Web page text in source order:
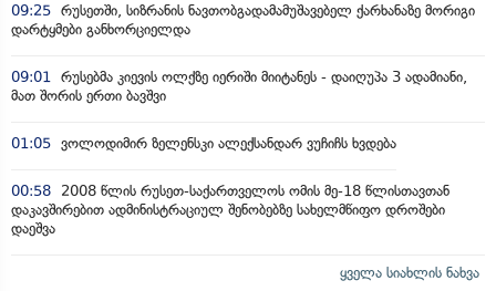
09:25 რუსეთში, სიზრანის ნავთობგადამამუშავებელ ქარხანაზე მორიგი
დარტყმები განხორციელდა
09:01
რუსებმა კიევის ოლქზე იერიში მიიტანეს - დაიღუპა 3 ადამიანი,
მათ შორის ერთი ბავშვი
01:05 ვოლოდიმირ ზელენსკი ალექსანდარ ვუჩიჩს ხვდება
00:58
2008 წლის რუსეთ-საქართველოს ომის მე-18 წლისთავთან
დაკავშირებით ადმინისტრაციულ შენობებზე სახელმწიფო დროშები
დაეშვა
ყველა სიახლის ნახვა